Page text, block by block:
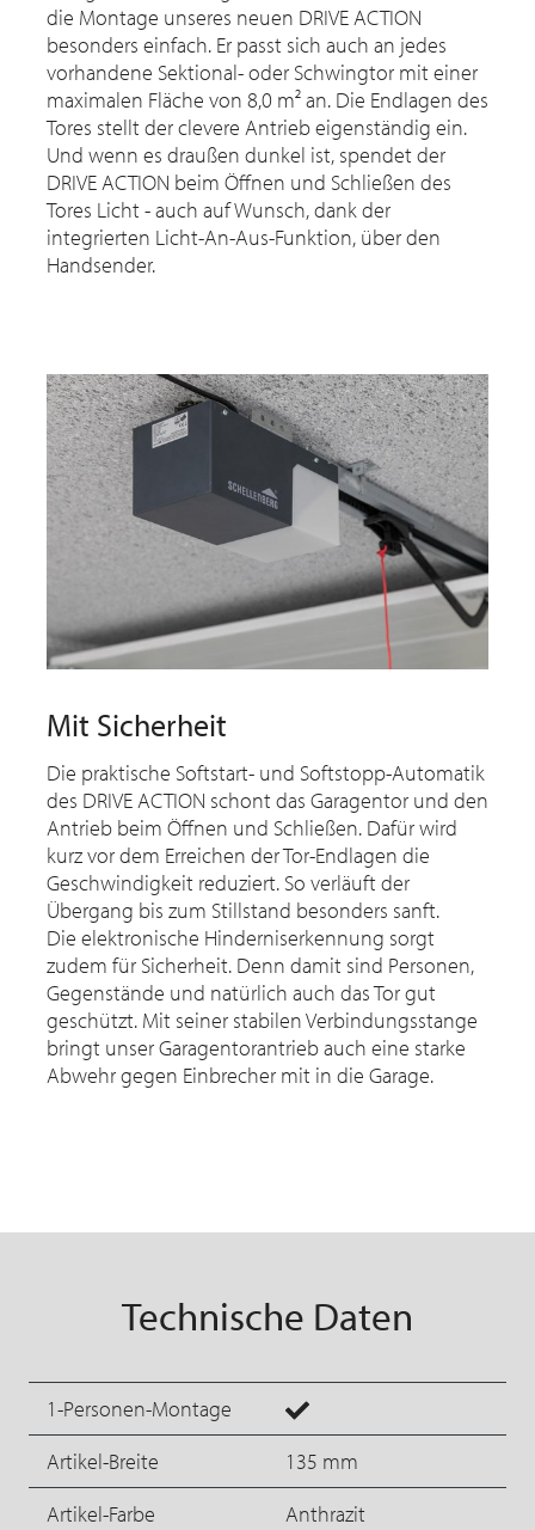
die Montage unseres neuen DRIVE ACTION
besonders einfach. Er passt sich auch an jedes
vorhandene Sektional- oder Schwingtor mit einer
maximalen Fläche von 8,0 m² an. Die Endlagen des
Tores stellt der clevere Antrieb eigenständig ein.
Und wenn es draußen dunkel ist, spendet der
DRIVE ACTION beim Öffnen und Schließen des
Tores Licht - auch auf Wunsch, dank der
integrierten Licht-An-Aus-Funktion, über den
Handsender.
Mit Sicherheit
Die praktische Softstart- und Softstopp-Automatik
des DRIVE ACTION schont das Garagentor und den
Antrieb beim Öffnen und Schließen. Dafür wird
kurz vor dem Erreichen der Tor-Endlagen die
Geschwindigkeit reduziert. So verläuft der
Übergang bis zum Stillstand besonders sanft.
Die elektronische Hinderniserkennung sorgt
zudem für Sicherheit. Denn damit sind Personen,
Gegenstände und natürlich auch das Tor gut
geschützt. Mit seiner stabilen Verbindungsstange
bringt unser Garagentorantrieb auch eine starke
Abwehr gegen Einbrecher mit in die Garage.
Technische Daten
1-Personen-Montage
Artikel-Breite
135 mm
Artikel-Farbe
Anthrazit